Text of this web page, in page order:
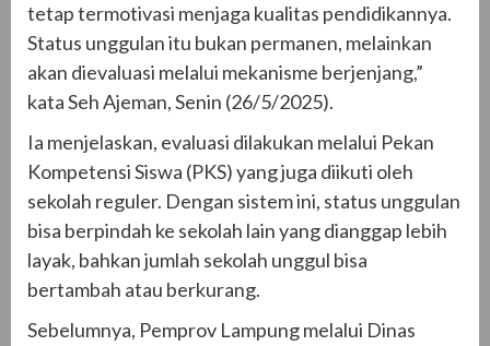
tetap termotivasi menjaga kualitas pendidikannya.
Status unggulan itu bukan permanen, melainkan
akan dievaluasi melalui mekanisme berjenjang,”
kata Seh Ajeman, Senin (26/5/2025).
Ia menjelaskan, evaluasi dilakukan melalui Pekan
Kompetensi Siswa (PKS) yang juga diikuti oleh
sekolah reguler. Dengan sistem ini, status unggulan
bisa berpindah ke sekolah lain yang dianggap lebih
layak, bahkan jumlah sekolah unggul bisa
bertambah atau berkurang.
Sebelumnya, Pemprov Lampung melalui Dinas